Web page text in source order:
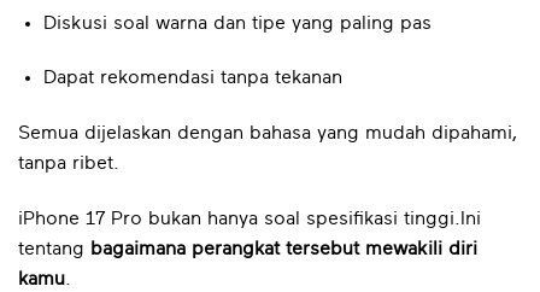
Diskusi soal warna dan tipe yang paling pas
Dapat rekomendasi tanpa tekanan
Semua dijelaskan dengan bahasa yang mudah dipahami,
tanpa ribet.
iPhone 17 Pro bukan hanya soal spesifikasi tinggi.Ini
tentang bagaimana perangkat tersebut mewakili diri
kamu